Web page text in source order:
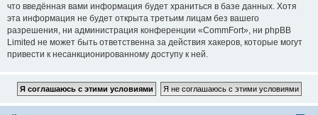
что введённая вами информация будет храниться в базе данных. Хотя
эта информация не будет открыта третьим лицам без вашего
разрешения, ни администрация конференции «CommFort», ни phpBB
Limited не может быть ответственна за действия хакеров, которые могут
привести к несанкционированному доступу к ней.